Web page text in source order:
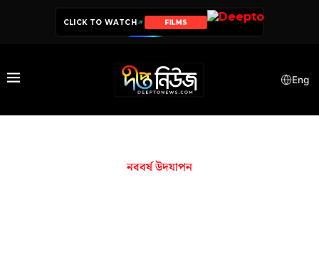
CLICK TO WATCH FILMS
Eng
নববর্ষ উদযাপন